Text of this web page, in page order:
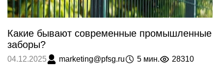
Какие бывают современные промышленные
заборы?
04.12.2025 marketing@pfsg.ru 5 мин. 28310